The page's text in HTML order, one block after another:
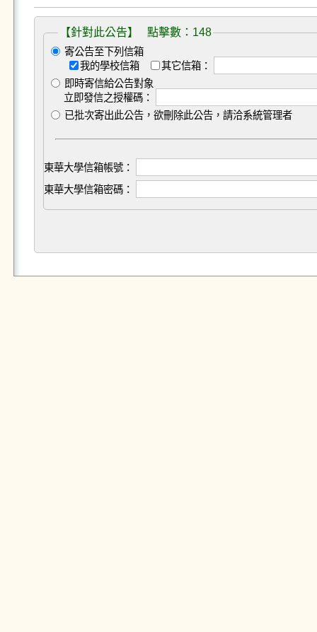
【針對此公告】 點擊數：148
寄公告至下列信箱
我的學校信箱
其它信箱：
即時寄信給公告對象
立即發信之授權碼：
已批次寄出此公告，欲刪除此公告，請洽系統管理者
東華大學信箱帳號：
東華大學信箱密碼：